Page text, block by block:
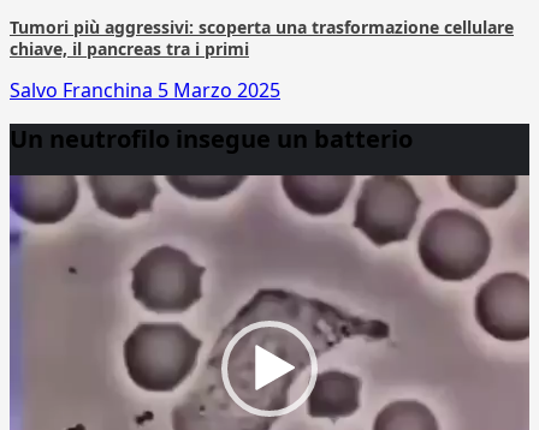
Tumori più aggressivi: scoperta una trasformazione cellulare
chiave, il pancreas tra i primi
Salvo Franchina 5 Marzo 2025
Un neutrofilo insegue un batterio
Player